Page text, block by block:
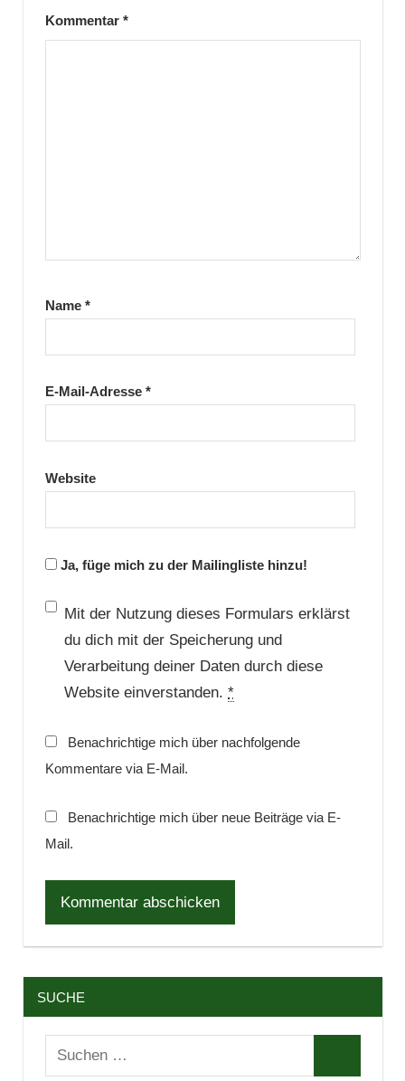
Kommentar *
Name *
E-Mail-Adresse *
Website
Ja, füge mich zu der Mailingliste hinzu!
Mit der Nutzung dieses Formulars erklärst
du dich mit der Speicherung und
Verarbeitung deiner Daten durch diese
Website einverstanden. *
Benachrichtige mich über nachfolgende
Kommentare via E-Mail.
Benachrichtige mich über neue Beiträge via E-
Mail.
SUCHE
Suchen